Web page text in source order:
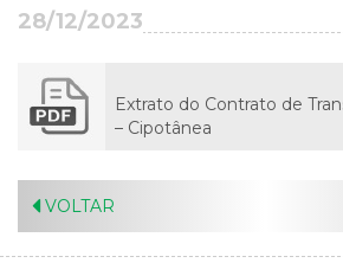
28/12/2023
Extrato do Contrato de
– Cipotânea
VOLTAR